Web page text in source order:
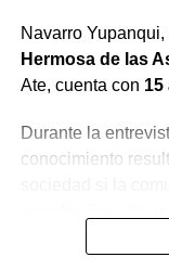
Navarro
Hermosa de las
Ate, cuenta con 15
Durante la
conocimiento
conjunto bajo la